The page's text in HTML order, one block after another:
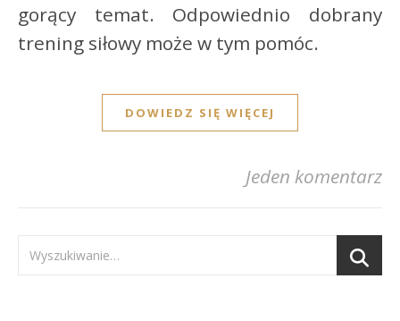
gorący temat. Odpowiednio dobrany
trening siłowy może w tym pomóc.
DOWIEDZ SIĘ WIĘCEJ
Jeden komentarz